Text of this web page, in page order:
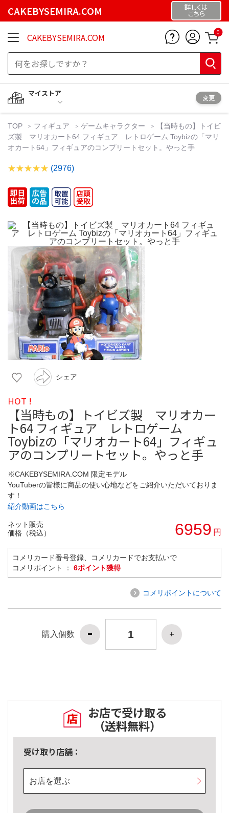
CAKEBYSEMIRA.COM 詳しくは
こちら
CAKEBYSEMIRA.COM 0
マイストア
変更
TOP フィギュア ゲームキャラクター
【当時もの】トイビ
ズ製 マリオカート64 フィギュア レトロゲーム Toybizの「マリ
オカート64」フィギュアのコンプリートセット。やっと手
(2976)
シェア
HOT !
【当時もの】トイビズ製 マリオカー
ト64 フィギュア レトロゲーム
Toybizの「マリオカート64」フィギュ
アのコンプリートセット。やっと手
※CAKEBYSEMIRA.COM 限定モデル
YouTuberの皆様に商品の使い心地などをご紹介いただいておりま
す！
紹介動画はこちら
ネット販売
価格（税込）
6959 円
コメリカード番号登録、コメリカードでお支払いで
コメリポイント ： 6ポイント獲得
コメリポイントについて
購入個数
お店で受け取る
（送料無料）
受け取り店舗：
お店を選ぶ